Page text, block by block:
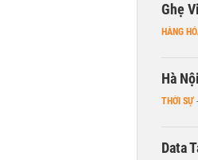
Ghẹ
HÀNG
Hà
THỜI SỰ -
Data